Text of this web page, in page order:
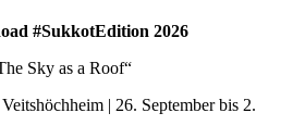
#SukkotEdition 2026
Sky as a Roof“
| 26. September bis 2.